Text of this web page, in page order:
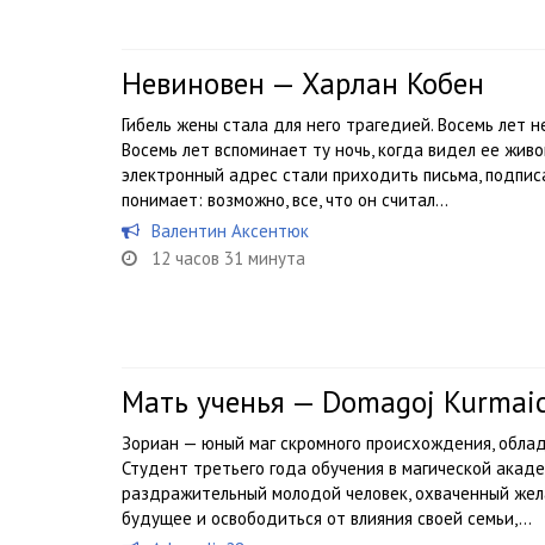
Невиновен — Харлан Кобен
Гибель жены стала для него трагедией. Восемь лет
Восемь лет вспоминает ту ночь, когда видел ее
электронный адрес стали приходить письма,
понимает: возможно, все, что он считал...
Валентин Аксентюк
12 часов 31 минута
Мать ученья — Domagoj
Зориан — юный маг скромного происхождения,
Студент третьего года обучения в магической
раздражительный молодой человек, охваченный
будущее и освободиться от влияния своей семьи,...